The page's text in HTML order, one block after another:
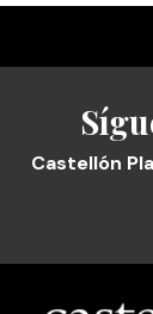
Castellón